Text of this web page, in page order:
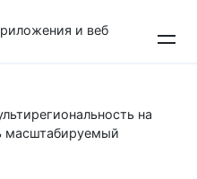
и веб
на
масштабируемый